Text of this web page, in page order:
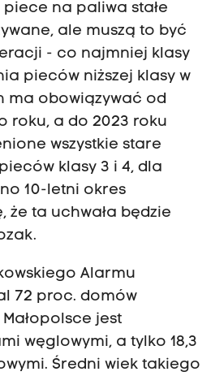
piece na paliwa stałe
ale muszą to być
- co najmniej klasy
pieców niższej klasy w
ma obowiązywać od
roku, a do 2023 roku
wszystkie stare
klasy 3 i 4, dla
10-letni okres
że ta uchwała będzie
Alarmu
72 proc. domów
jest
węglowymi, a tylko 18,3
Średni wiek takiego